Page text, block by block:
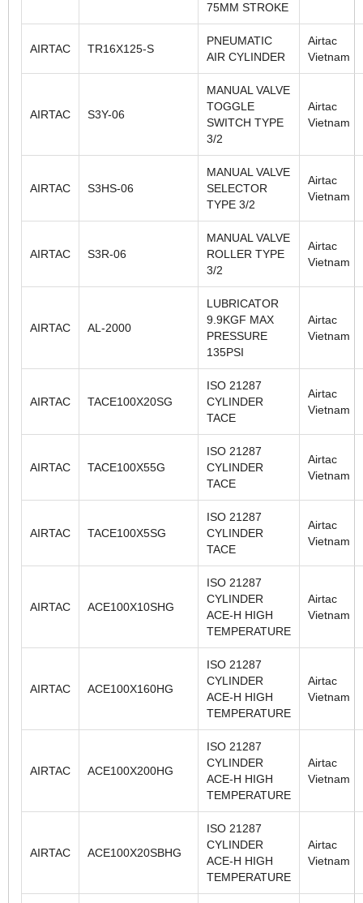
75MM STROKE
AIRTAC TR16X125-S
PNEUMATIC
AIR CYLINDER
Airtac
Vietnam
AIRTAC S3Y-06
MANUAL VALVE
TOGGLE
SWITCH TYPE
3/2
Airtac
Vietnam
AIRTAC S3HS-06
MANUAL VALVE
SELECTOR
TYPE 3/2
Airtac
Vietnam
AIRTAC S3R-06
MANUAL VALVE
ROLLER TYPE
3/2
Airtac
Vietnam
AIRTAC AL-2000
LUBRICATOR
9.9KGF MAX
PRESSURE
135PSI
Airtac
Vietnam
AIRTAC TACE100X20SG
ISO 21287
CYLINDER
TACE
Airtac
Vietnam
AIRTAC TACE100X55G
ISO 21287
CYLINDER
TACE
Airtac
Vietnam
AIRTAC TACE100X5SG
ISO 21287
CYLINDER
TACE
Airtac
Vietnam
AIRTAC ACE100X10SHG
ISO 21287
CYLINDER
ACE-H HIGH
TEMPERATURE
Airtac
Vietnam
AIRTAC ACE100X160HG
ISO 21287
CYLINDER
ACE-H HIGH
TEMPERATURE
Airtac
Vietnam
AIRTAC ACE100X200HG
ISO 21287
CYLINDER
ACE-H HIGH
TEMPERATURE
Airtac
Vietnam
AIRTAC ACE100X20SBHG
ISO 21287
CYLINDER
ACE-H HIGH
TEMPERATURE
Airtac
Vietnam